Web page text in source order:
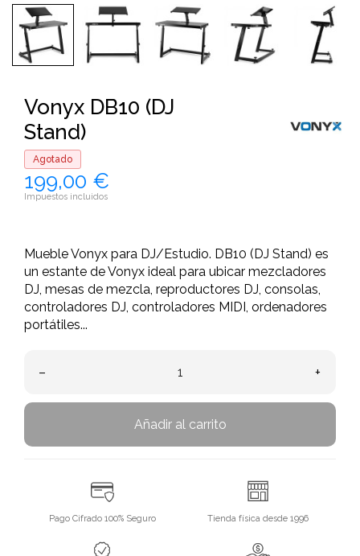
Vonyx DB10 (DJ
Stand)
Agotado
199,00 €
Impuestos incluidos
Mueble Vonyx para DJ/Estudio. DB10 (DJ Stand) es
un estante de Vonyx ideal para ubicar mezcladores
DJ, mesas de mezcla, reproductores DJ, consolas,
controladores DJ, controladores MIDI, ordenadores
portátiles...
– +
Añadir al carrito
Pago Cifrado 100% Seguro Tienda física desde 1996